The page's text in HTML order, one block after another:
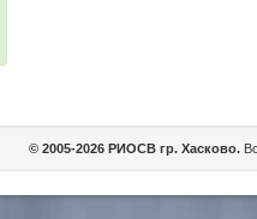
© 2005-2026 РИОСВ гр. Хасково.